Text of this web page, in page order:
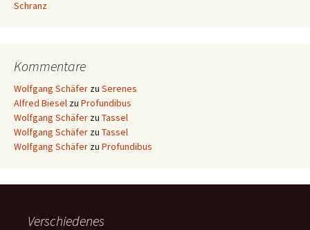
Schranz
Kommentare
Wolfgang Schäfer zu Serenes
Alfred Biesel zu Profundibus
Wolfgang Schäfer zu Tassel
Wolfgang Schäfer zu Tassel
Wolfgang Schäfer zu Profundibus
Verschiedenes